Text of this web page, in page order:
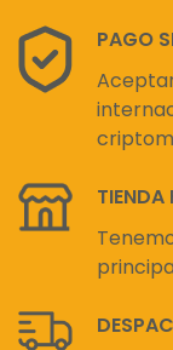
PAGO